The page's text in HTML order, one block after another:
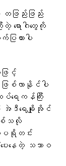
ြည်းဖြည်း
ရောဂါတွေကို
ထားပါ
ြင့်
ြစ်လာနိုင်ပါ
ပ်ရေကန်ကြီး
အဲဒီရေချိုအိုင်
စ်သလို
ကပရိုတင်း
းနေတဲ့ သဘာဝ